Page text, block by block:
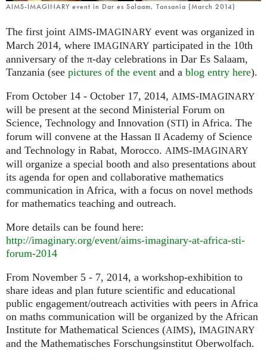
AIMS-IMAGINARY event in Dar es Salaam, Tansania (March 2014)
The first joint AIMS-IMAGINARY event was organized in
March 2014, where IMAGINARY participated in the 10th
anniversary of the π-day celebrations in Dar Es Salaam,
Tanzania (see pictures of the event and a blog entry here).
From October 14 - October 17, 2014, AIMS-IMAGINARY
will be present at the second Ministerial Forum on
Science, Technology and Innovation (STI) in Africa. The
forum will convene at the Hassan II Academy of Science
and Technology in Rabat, Morocco. AIMS-IMAGINARY
will organize a special booth and also presentations about
its agenda for open and collaborative mathematics
communication in Africa, with a focus on novel methods
for mathematics teaching and outreach.
More details can be found here:
http://imaginary.org/event/aims-imaginary-at-africa-sti-
forum-2014
From November 5 - 7, 2014, a workshop-exhibition to
share ideas and plan future scientific and educational
public engagement/outreach activities with peers in Africa
on maths communication will be organized by the African
Institute for Mathematical Sciences (AIMS), IMAGINARY
and the Mathematisches Forschungsinstitut Oberwolfach.